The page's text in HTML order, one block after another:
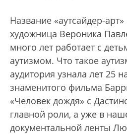
Название «аутсайдер-
художница Вероника
много лет работает с
аутизмом. Что такое
аудитория узнала лет 25
знаменитого фильма
«Человек дождя» с
главной роли, а уже в
документальной ленты